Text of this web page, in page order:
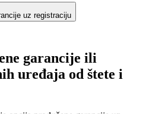
uz registraciju
garancije ili
uređaja od štete i